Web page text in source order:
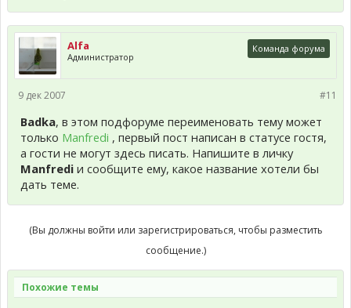
Alfa
Администратор
Команда форума
#11
9 дек 2007
Badka, в этом подфоруме переименовать тему может
только Manfredi , первый пост написан в статусе гостя,
а гости не могут здесь писать. Напишите в личку
Manfredi и сообщите ему, какое название хотели бы
дать теме.
(Вы должны войти или зарегистрироваться, чтобы разместить
сообщение.)
Похожие темы